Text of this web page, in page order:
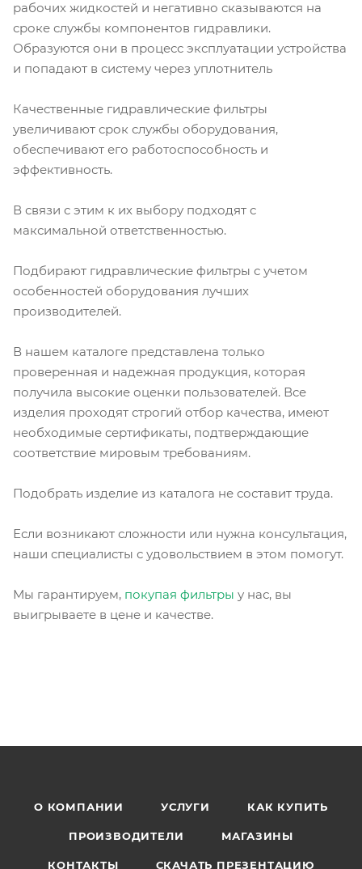
рабочих жидкостей и негативно сказываются на
сроке службы компонентов гидравлики.
Образуются они в процесс эксплуатации устройства
и попадают в систему через уплотнитель
Качественные гидравлические фильтры
увеличивают срок службы оборудования,
обеспечивают его работоспособность и
эффективность.
В связи с этим к их выбору подходят с
максимальной ответственностью.
Подбирают гидравлические фильтры с учетом
особенностей оборудования лучших
производителей.
В нашем каталоге представлена только
проверенная и надежная продукция, которая
получила высокие оценки пользователей. Все
изделия проходят строгий отбор качества, имеют
необходимые сертификаты, подтверждающие
соответствие мировым требованиям.
Подобрать изделие из каталога не составит труда.
Если возникают сложности или нужна консультация,
наши специалисты с удовольствием в этом помогут.
Мы гарантируем, покупая фильтры у нас, вы
выигрываете в цене и качестве.
О КОМПАНИИ УСЛУГИ КАК КУПИТЬ
ПРОИЗВОДИТЕЛИ МАГАЗИНЫ
КОНТАКТЫ СКАЧАТЬ ПРЕЗЕНТАЦИЮ